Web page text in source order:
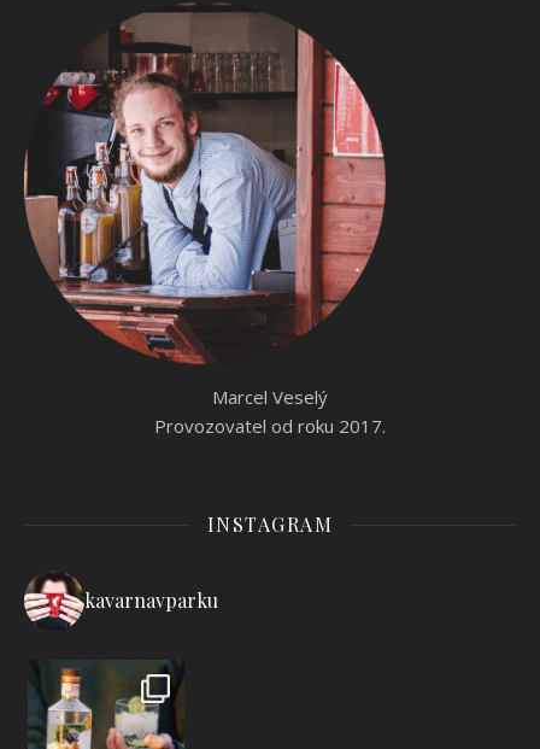
Marcel Veselý
Provozovatel od roku 2017.
INSTAGRAM
kavarnavparku